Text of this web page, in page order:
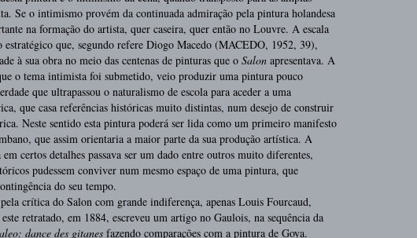
Se o intimismo provém da continuada admiração pela pintura holandesa
na formação do artista, quer caseira, quer então no Louvre. A escala
estratégico que, segundo refere Diogo Macedo (MACEDO, 1952, 39),
à sua obra no meio das centenas de pinturas que o Salon apresentava. A
o tema intimista foi submetido, veio produzir uma pintura pouco
que ultrapassou o naturalismo de escola para aceder a uma
que casa referências históricas muito distintas, num desejo de construir
Neste sentido esta pintura poderá ser lida como um primeiro manifesto
que assim orientaria a maior parte da sua produção artística. A
certos detalhes passava ser um dado entre outros muito diferentes,
pudessem conviver num mesmo espaço de uma pintura, que
do seu tempo.
crítica do Salon com grande indiferença, apenas Louis Fourcaud,
retratado, em 1884, escreveu um artigo no Gaulois, na sequência da
dance des gitanes fazendo comparações com a pintura de Goya.